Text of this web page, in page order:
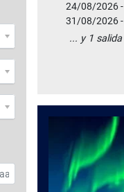
24/08/2026
31/08/2026
... y 1